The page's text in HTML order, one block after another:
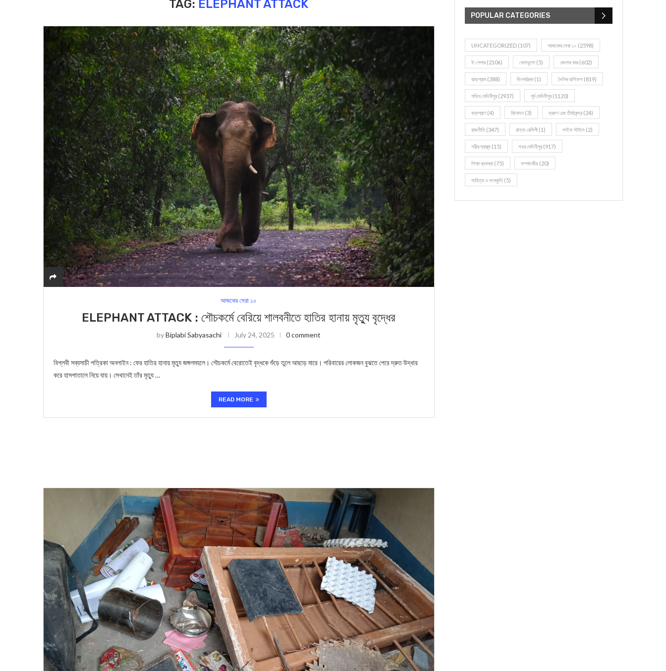
TAG: ELEPHANT ATTACK
আজকের সেরা ১০
ELEPHANT ATTACK : শৌচকর্মে বেরিয়ে শালবনীতে হাতির হানায় মৃত্যু বৃদ্ধের
byBiplabi Sabyasachi July 24, 2025 0 comment
বিপ্লবী সব্যসাচী পত্রিকা অনলাইন : ফের হাতির হানায় মৃত্যু জঙ্গলমহলে। শৌচকর্মে বেরোতেই বৃদ্ধকে শুঁড়ে তুলে আছাড় মারে। পরিবারের লোকজন বুঝতে পেরে দ্রুত উদ্ধার
করে হাসপাতালে নিয়ে যায়। সেখানেই তাঁর মৃত্যু …
READ MORE
POPULAR CATEGORIES
UNCATEGORIZED (107) আজকের সেরা ১০ (2598)
ই-পেপার (2106) খেলাধূলো (5) জেলার খবর (602)
ঝাড়গ্রাম (388) দিনপঞ্জিকা (1) দৈনিক রাশিফল (819)
পশ্চিম মেদিনীপুর (2937) পূর্ব মেদিনীপুর (1120)
বন্যপ্রাণ (4) বিনোদন (3) ভ্রমণ এবং তীর্থকেন্দ্র (24)
রাজনীতি(347) রান্না-রেসিপী (1) লাইফ স্টাইল (2)
শরীর স্বাস্থ্য (15) শহর মেদিনীপুর (917)
শিক্ষা ব্যবস্থা (75) সম্পাদকীয় (20)
সাহিত্য ও সংস্কৃতি(5)